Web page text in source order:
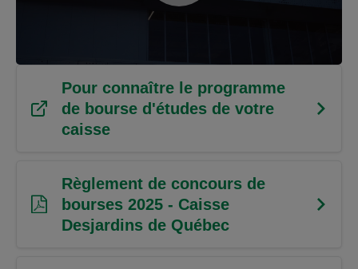
Pour connaître le programme
de bourse d'études de votre
caisse
Règlement de concours de
bourses 2025 - Caisse
Desjardins de Québec